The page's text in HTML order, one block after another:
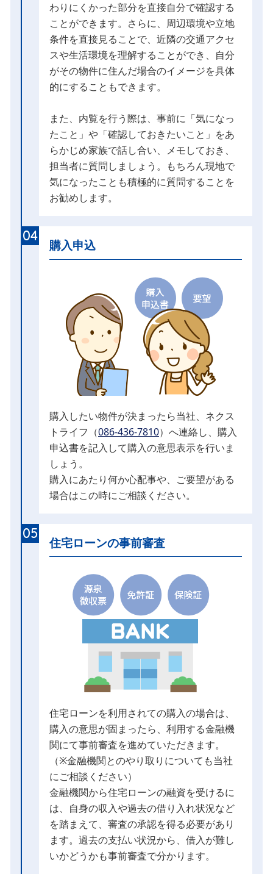
わりにくかった部分を直接自分で確認する
ことができます。さらに、周辺環境や立地
条件を直接見ることで、近隣の交通アクセ
スや生活環境を理解することができ、自分
がその物件に住んだ場合のイメージを具体
的にすることもできます。
また、内覧を行う際は、事前に「気になっ
たこと」や「確認しておきたいこと」をあ
らかじめ家族で話し合い、メモしておき、
担当者に質問しましょう。もちろん現地で
気になったことも積極的に質問することを
お勧めします。
04
購入申込
購入したい物件が決まったら当社、ネクス
トライフ（086-436-7810）へ連絡し、購入
申込書を記入して購入の意思表示を行いま
しょう。
購入にあたり何か心配事や、ご要望がある
場合はこの時にご相談ください。
05
住宅ローンの事前審査
住宅ローンを利用されての購入の場合は、
購入の意思が固まったら、利用する金融機
関にて事前審査を進めていただきます。
（※金融機関とのやり取りについても当社
にご相談ください）
金融機関から住宅ローンの融資を受けるに
は、自身の収入や過去の借り入れ状況など
を踏まえて、審査の承認を得る必要があり
ます。過去の支払い状況から、借入が難し
いかどうかも事前審査で分かります。